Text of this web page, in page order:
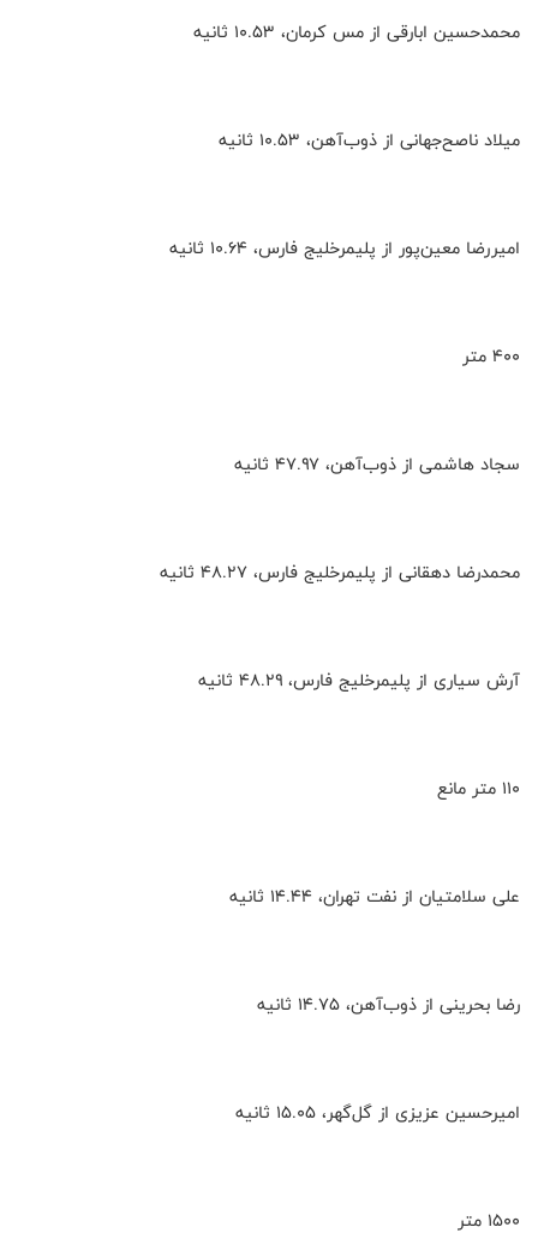
محمدحسین ابارقی از مس کرمان، ۱۰.۵۳ ثانیه
میلاد ناصح‌جهانی از ذوب‌آهن، ۱۰.۵۳ ثانیه
امیررضا معین‌پور از پلیمرخلیج فارس، ۱۰.۶۴ ثانیه
۴۰۰ متر
سجاد هاشمی از ذوب‌آهن، ۴۷.۹۷ ثانیه
محمدرضا دهقانی از پلیمرخلیج فارس، ۴۸.۲۷ ثانیه
آرش سیاری از پلیمرخلیج فارس، ۴۸.۲۹ ثانیه
۱۱۰ متر مانع
علی سلامتیان از نفت تهران، ۱۴.۴۴ ثانیه
رضا بحرینی از ذوب‌آهن، ۱۴.۷۵ ثانیه
امیرحسین عزیزی از گل‌گهر، ۱۵.۰۵ ثانیه
۱۵۰۰ متر